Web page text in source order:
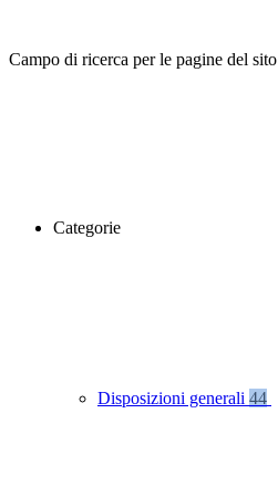
Campo di ricerca per le pagine del sito
Categorie
Disposizioni generali 44